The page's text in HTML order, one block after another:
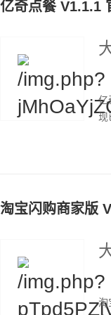
亿奇点餐 V1.1.1
亿
现
淘宝闪购商家版
淘